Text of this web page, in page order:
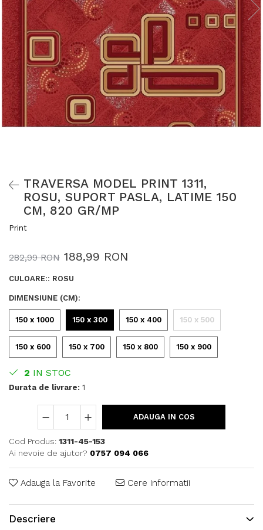
TRAVERSA MODEL PRINT 1311,
ROSU, SUPORT PASLA, LATIME 150
CM, 820 GR/MP
Print
282,99 RON 188,99 RON
CULOARE:: ROSU
DIMENSIUNE (CM):
150 x 1000 150 x 300 150 x 400 150 x 500
150 x 600 150 x 700 150 x 800 150 x 900
2 IN STOC
Durata de livrare: 1
ADAUGA IN COS
Cod Produs: 1311-45-153
Ai nevoie de ajutor? 0757 094 066
Adauga la Favorite Cere informatii
Descriere